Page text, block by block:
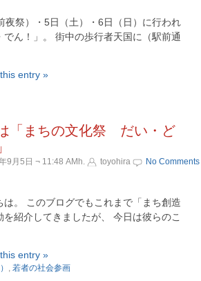
夜祭）・5日（土）・6日（日）に行われ
でん！」。 街中の歩行者天国に（駅前通
entry »
「まちの文化祭 だい・ど
9月5日 ¬ 11:48 AMh. toyohira
No Comments
は。 このブログでもこれまで「まち創造
を紹介してきましたが、 今日は彼らのこ
entry »
, 若者の社会参画